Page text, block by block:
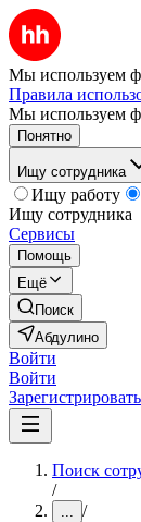
Мы используем
Правила
Мы используем
Понятно
Ищу сотрудника
Ищу работу
Ищу сотрудника
Сервисы
Помощь
Ещё
Поиск
Абдулино
Войти
Войти
Поиск
/
... /